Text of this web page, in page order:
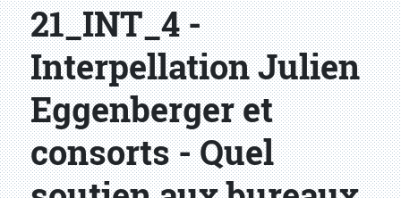
21_INT_4 -
Interpellation Julien
Eggenberger et
consorts - Quel